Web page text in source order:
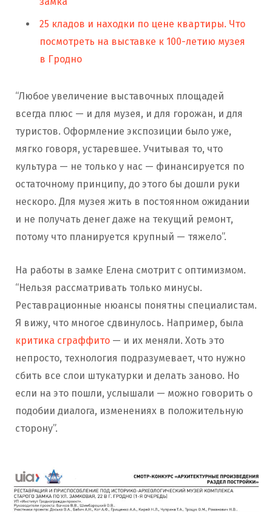
25 кладов и находки по цене квартиры. Что
посмотреть на выставке к 100-летию музея
в Гродно
“Любое увеличение выставочных площадей
всегда плюс — и для музея, и для горожан, и для
туристов. Оформление экспозиции было уже,
мягко говоря, устаревшее. Учитывая то, что
культура — не только у нас — финансируется по
остаточному принципу, до этого бы дошли руки
нескоро. Для музея жить в постоянном ожидании
и не получать денег даже на текущий ремонт,
потому что планируется крупный — тяжело”.
На работы в замке Елена смотрит с оптимизмом.
“Нельзя рассматривать только минусы.
Реставрационные нюансы понятны специалистам.
Я вижу, что многое сдвинулось. Например, была
критика сграффито — и их меняли. Хоть это
непросто, технология подразумевает, что нужно
сбить все слои штукатурки и делать заново. Но
если на это пошли, услышали — можно говорить о
подобии диалога, изменениях в положительную
сторону”.